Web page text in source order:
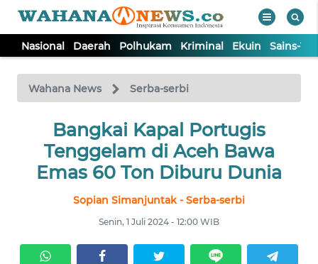
Nasional Daerah Polhukam Kriminal Ekuin Sains-
Wahana News Serba-serbi
Bangkai Kapal Portugis
Tenggelam di Aceh Bawa
Emas 60 Ton Diburu Dunia
Sopian Simanjuntak - Serba-serbi
Senin, 1 Juli 2024 - 12:00 WIB
TV
Tutup
NASIONAL
DAERAH
POLHUKAM
KRIMINAL